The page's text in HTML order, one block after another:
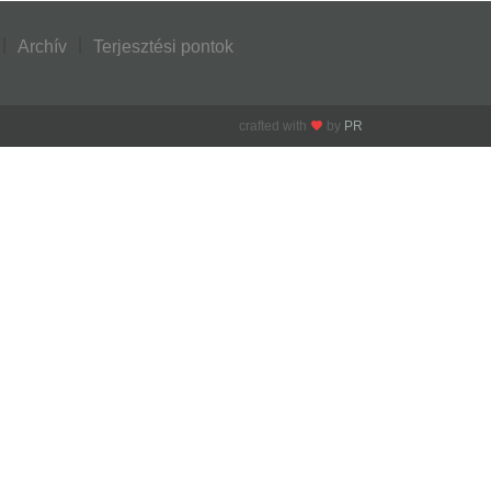
Archív Terjesztési pontok
crafted with by PR